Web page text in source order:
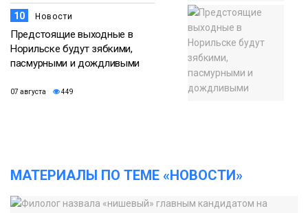
10 Новости
Предстоящие выходные в
Норильске будут зябкими,
пасмурными и дождливыми
07 августа 449
МАТЕРИАЛЫ ПО ТЕМЕ «НОВОСТИ»